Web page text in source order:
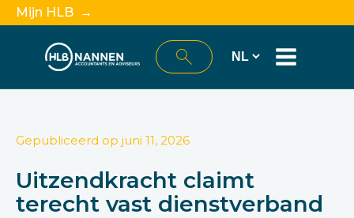
Mijn HLB →
Gepubliceerd op juni 11, 2026
Uitzendkracht claimt
terecht vast dienstverband